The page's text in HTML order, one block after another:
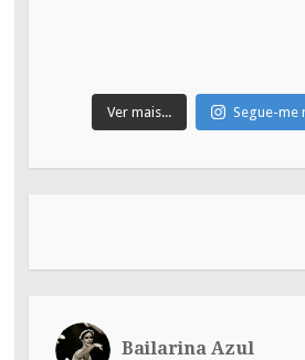
Ver mais... Segue-me
Bailarina Azul